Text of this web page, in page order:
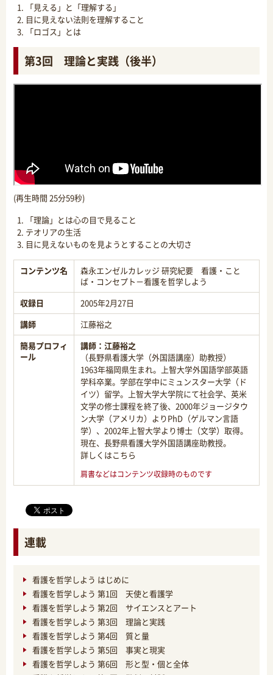
「見える」と「理解する」
目に見えない法則を理解すること
「ロゴス」とは
第3回 理論と実践（後半）
(再生時間 25分59秒)
「理論」とは心の目で見ること
テオリアの生活
目に見えないものを見ようとすることの大切さ
コンテンツ名
森永エンゼルカレッジ 研究紀要 看護・こと
ば・コンセプト－看護を哲学しよう
収録日
2005年2月27日
講師
江藤裕之
簡易プロフィ
ール
講師： 江藤裕之
（長野県看護大学（外国語講座）助教授）
1963年福岡県生まれ。上智大学外国語学部英語
学科卒業。学部在学中にミュンスター大学（ド
イツ）留学。上智大学大学院にて社会学、英米
文学の修士課程を終了後、2000年ジョージタウ
ン大学（アメリカ）よりPhD（ゲルマン言語
学）、2002年上智大学より博士（文学）取得。
現在、長野県看護大学外国語講座助教授。
詳しくはこちら
肩書などはコンテンツ収録時のものです
連載
看護を哲学しよう はじめに
看護を哲学しよう 第1回 天使と看護学
看護を哲学しよう 第2回 サイエンスとアート
看護を哲学しよう 第3回 理論と実践
看護を哲学しよう 第4回 質と量
看護を哲学しよう 第5回 事実と現実
看護を哲学しよう 第6回 形と型・個と全体